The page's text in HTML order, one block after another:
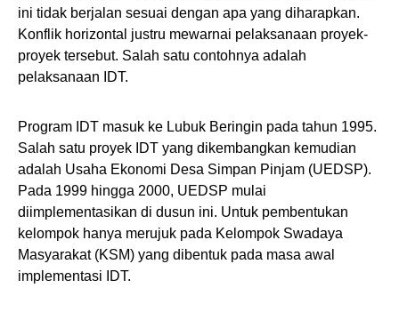
ini tidak berjalan sesuai dengan apa yang diharapkan.
Konflik horizontal justru mewarnai pelaksanaan proyek-
proyek tersebut. Salah satu contohnya adalah
pelaksanaan IDT.
Program IDT masuk ke Lubuk Beringin pada tahun 1995.
Salah satu proyek IDT yang dikembangkan kemudian
adalah Usaha Ekonomi Desa Simpan Pinjam (UEDSP).
Pada 1999 hingga 2000, UEDSP mulai
diimplementasikan di dusun ini. Untuk pembentukan
kelompok hanya merujuk pada Kelompok Swadaya
Masyarakat (KSM) yang dibentuk pada masa awal
implementasi IDT.